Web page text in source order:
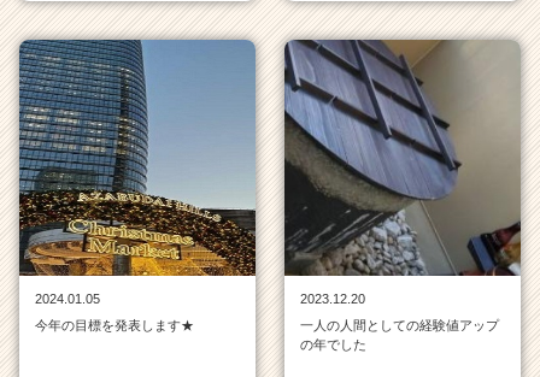
2024.01.05
今年の目標を発表します★
2023.12.20
一人の人間としての経験値アップ
の年でした